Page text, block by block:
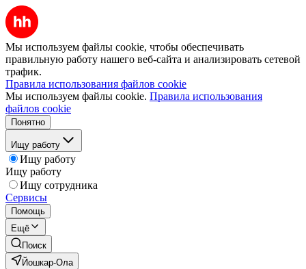
Мы используем файлы cookie, чтобы обеспечивать
правильную работу нашего веб-сайта и анализировать сетевой
трафик.
Правила использования файлов cookie
Мы используем файлы cookie. Правила использования
файлов cookie
Понятно
Ищу работу
Ищу работу
Ищу работу
Ищу сотрудника
Сервисы
Помощь
Ещё
Поиск
Йошкар-Ола